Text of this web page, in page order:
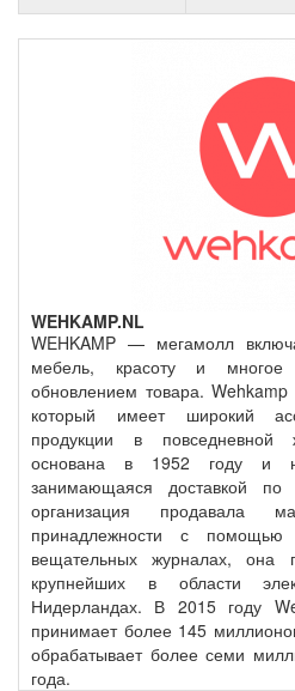
WEHKAMP.NL
WEHKAMP — мегамолл
мебель, красоту и
обновлением товара.
который имеет широкий
продукции в
основана в 1952 году и
занимающаяся доставкой по
организация продавала
принадлежности с
вещательных журналах, она
крупнейших в области
Нидерландах. В 2015 году
принимает более 145
обрабатывает более семи
года.